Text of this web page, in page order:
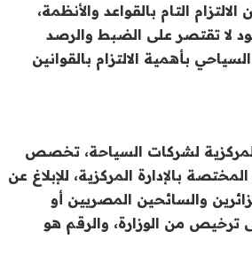
التام بالقواعد والأنظمة،
لا تقتصر على الضبط والرصد
بأهمية الالتزام بالقوانين
المركزية لشركات السياحة، تخصص
بالإدارة المركزية، للإبلاغ عن
والسائحين المصريين أو
من الوزارة، والرقم هو